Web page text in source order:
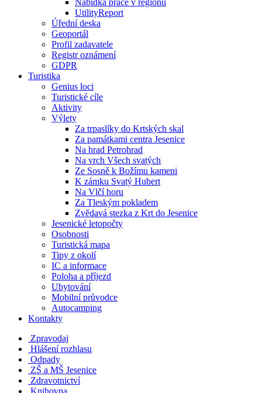
Nabídka práce v regionu
UtilityReport
Úřední deska
Geoportál
Profil zadavatele
Registr oznámení
GDPR
Turistika
Genius loci
Turistické cíle
Aktivity
Výlety
Za trpaslíky do Krtských skal
Za památkami centra Jesenice
Na hrad Petrohrad
Na vrch Všech svatých
Ze Sosně k Božímu kameni
K zámku Svatý Hubert
Na Vlčí horu
Za Tleským pokladem
Zvědavá stezka z Krt do Jesenice
Jesenické letopočty
Osobnosti
Turistická mapa
Tipy z okolí
IC a informace
Poloha a příjezd
Ubytování
Mobilní průvodce
Autocamping
Kontakty
Zpravodaj
Hlášení rozhlasu
Odpady
ZŠ a MŠ Jesenice
Zdravotnictví
Knihovna